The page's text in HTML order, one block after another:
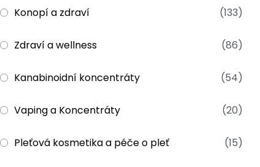
Konopí a zdraví (133)
Zdraví a wellness (86)
Kanabinoidní koncentráty (54)
Vaping a Koncentráty (20)
Pleťová kosmetika a péče o pleť (15)